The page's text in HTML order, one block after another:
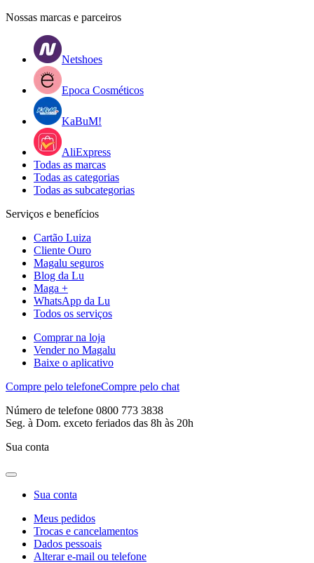
Nossas marcas e parceiros
Netshoes
Epoca Cosméticos
KaBuM!
AliExpress
Todas as marcas
Todas as categorias
Todas as subcategorias
Serviços e benefícios
Cartão Luiza
Cliente Ouro
Magalu seguros
Blog da Lu
Maga +
WhatsApp da Lu
Todos os serviços
Comprar na loja
Vender no Magalu
Baixe o aplicativo
Compre pelo telefoneCompre pelo chat
Número de telefone 0800 773 3838
Seg. à Dom. exceto feriados das 8h às 20h
Sua conta
Sua conta
Meus pedidos
Trocas e cancelamentos
Dados pessoais
Alterar e-mail ou telefone